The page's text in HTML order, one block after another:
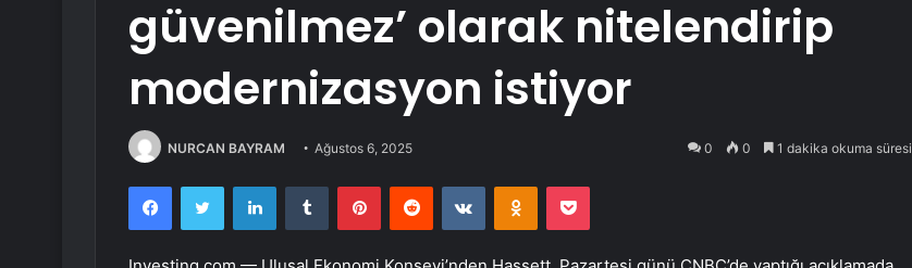
güvenilmez’ olarak nitelendirip
modernizasyon istiyor
NURCAN BAYRAM Ağustos 6, 2025 0 0 1 dakika okuma süresi
FacebookTwitter LinkedInTumblr PinterestReddit VKontakteOdnoklassniki
Pocket